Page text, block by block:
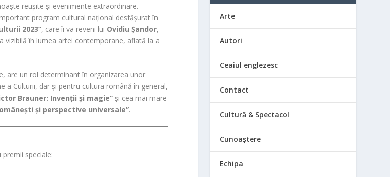
reușite și evenimente extraordinare.
program cultural național desfășurat în
2023”, care îi va reveni lui Ovidiu Șandor,
vizibilă în lumea artei contemporane, aflată la a
are un rol determinant în organizarea unor
a Culturii, dar și pentru cultura română în general,
Brauner: Invenții și magie” și cea mai mare
și perspective universale”.
speciale:
Arte
Autori
Ceaiul englezesc
Contact
Cultură & Spectacol
Cunoaștere
Echipa